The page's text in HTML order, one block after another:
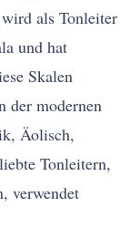
als Tonleiter
und hat
Skalen
der modernen
Äolisch,
Tonleitern,
verwendet